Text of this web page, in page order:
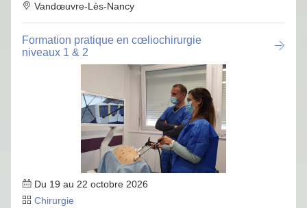
Vandœuvre-Lès-Nancy
Formation pratique en cœliochirurgie
niveaux 1 & 2
Du 19 au 22 octobre 2026
Chirurgie